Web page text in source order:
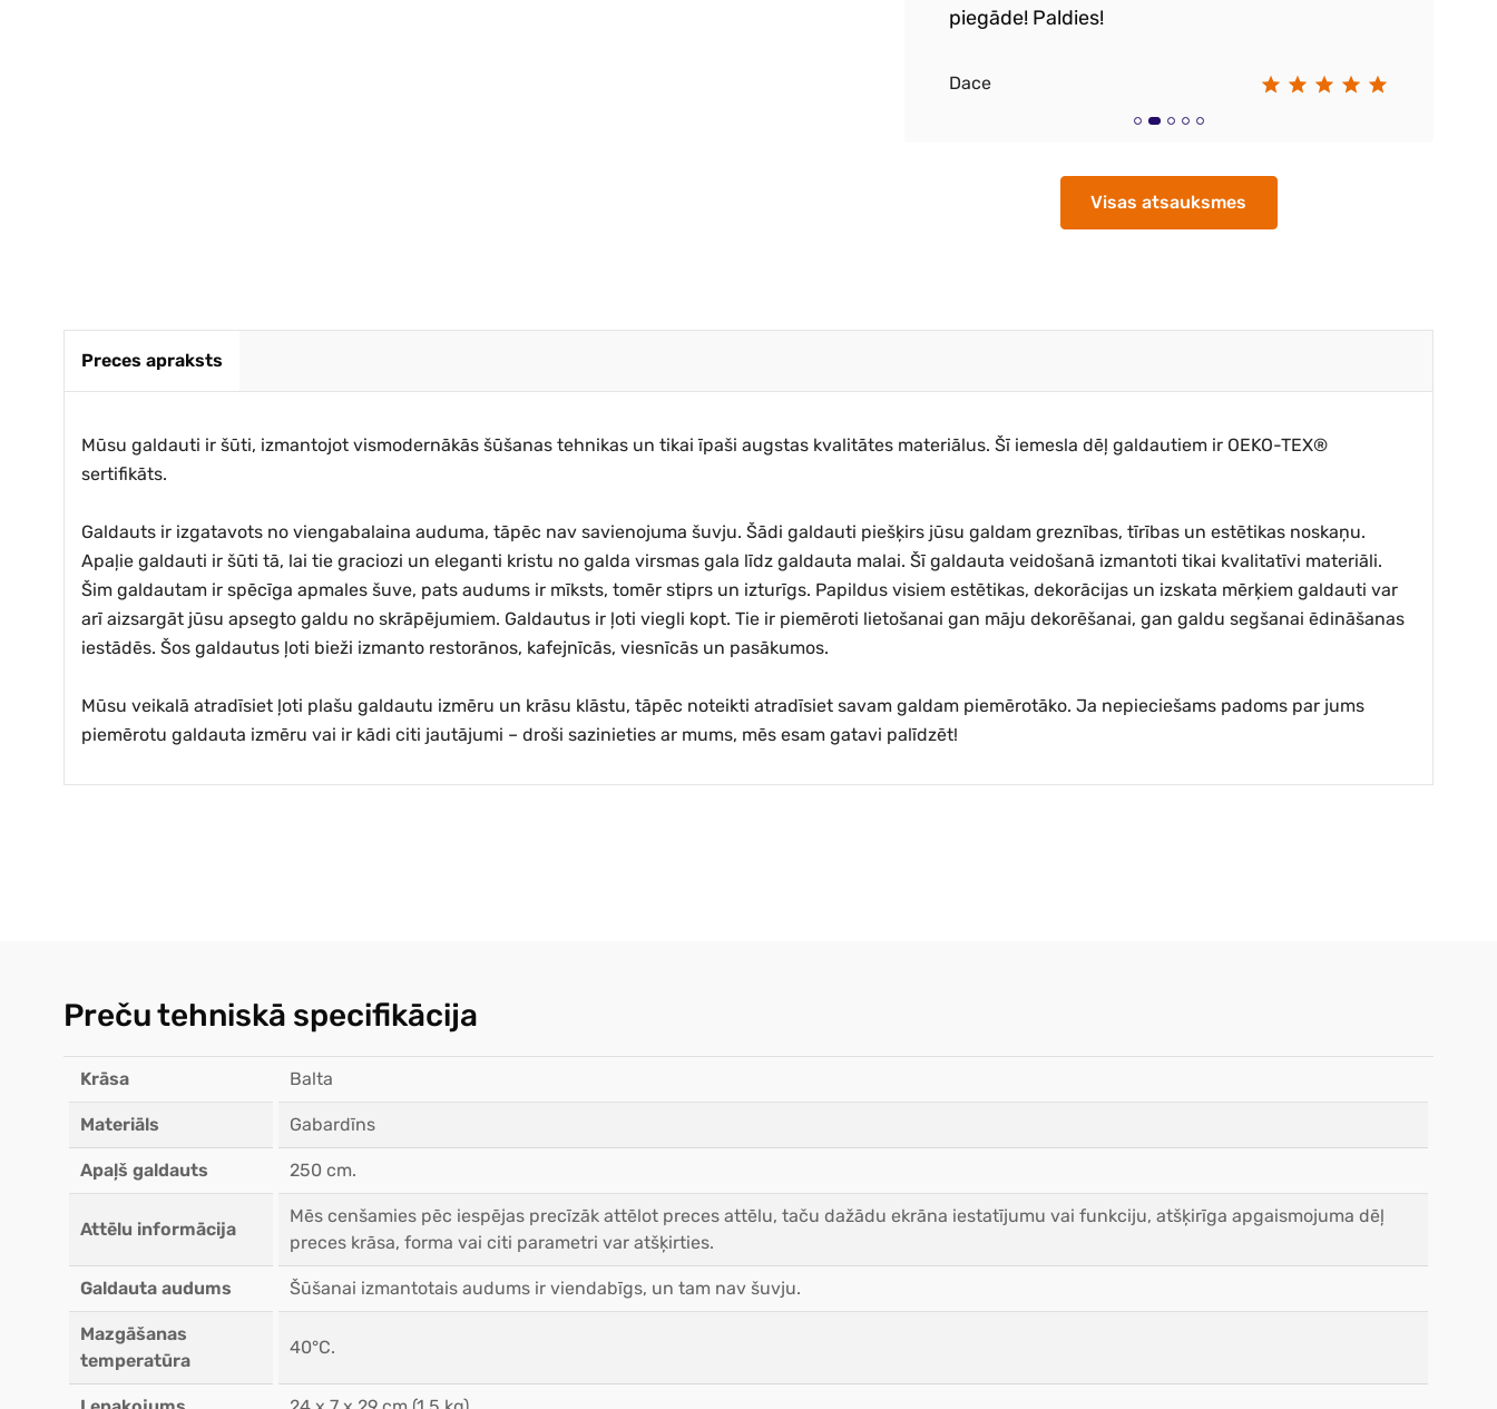
piegāde! Paldies!
Dace
Visas atsauksmes
Preces apraksts
Mūsu galdauti ir šūti, izmantojot vismodernākās šūšanas tehnikas un tikai īpaši augstas kvalitātes materiālus. Šī iemesla dēļ galdautiem ir OEKO-TEX®
sertifikāts.
Galdauts ir izgatavots no viengabalaina auduma, tāpēc nav savienojuma šuvju. Šādi galdauti piešķirs jūsu galdam greznības, tīrības un estētikas noskaņu.
Apaļie galdauti ir šūti tā, lai tie graciozi un eleganti kristu no galda virsmas gala līdz galdauta malai. Šī galdauta veidošanā izmantoti tikai kvalitatīvi materiāli.
Šim galdautam ir spēcīga apmales šuve, pats audums ir mīksts, tomēr stiprs un izturīgs. Papildus visiem estētikas, dekorācijas un izskata mērķiem galdauti var
arī aizsargāt jūsu apsegto galdu no skrāpējumiem. Galdautus ir ļoti viegli kopt. Tie ir piemēroti lietošanai gan māju dekorēšanai, gan galdu segšanai ēdināšanas
iestādēs. Šos galdautus ļoti bieži izmanto restorānos, kafejnīcās, viesnīcās un pasākumos.
Mūsu veikalā atradīsiet ļoti plašu galdautu izmēru un krāsu klāstu, tāpēc noteikti atradīsiet savam galdam piemērotāko. Ja nepieciešams padoms par jums
piemērotu galdauta izmēru vai ir kādi citi jautājumi – droši sazinieties ar mums, mēs esam gatavi palīdzēt!
Preču tehniskā specifikācija
Krāsa Balta
Materiāls Gabardīns
Apaļš galdauts 250 cm.
Attēlu informācija
Mēs cenšamies pēc iespējas precīzāk attēlot preces attēlu, taču dažādu ekrāna iestatījumu vai funkciju, atšķirīga apgaismojuma dēļ
preces krāsa, forma vai citi parametri var atšķirties.
Galdauta audums Šūšanai izmantotais audums ir viendabīgs, un tam nav šuvju.
Mazgāšanas
temperatūra
40°C.